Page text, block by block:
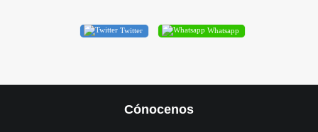
Twitter Whatsapp
Cónocenos